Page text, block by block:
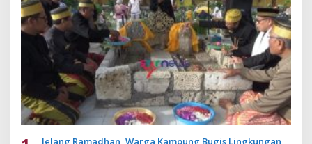
Jelang Ramadhan, Warga Kampung Bugis Lingkungan